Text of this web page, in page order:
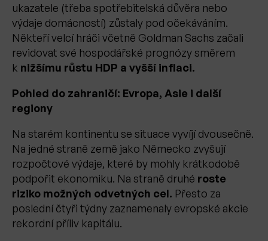
ukazatele (třeba spotřebitelská důvěra nebo
výdaje domácností) zůstaly pod očekáváním.
Někteří velcí hráči včetně Goldman Sachs začali
revidovat své hospodářské prognózy směrem
k nižšímu růstu HDP a vyšší inflaci.
Pohled do zahraničí: Evropa, Asie i další
regiony
Na starém kontinentu se situace vyvíjí dvousečně.
Na jedné straně země jako Německo zvyšují
rozpočtové výdaje, které by mohly krátkodobě
podpořit ekonomiku. Na straně druhé roste
riziko možných odvetných cel. Přesto za
poslední čtyři týdny zaznamenaly evropské akcie
rekordní příliv kapitálu.